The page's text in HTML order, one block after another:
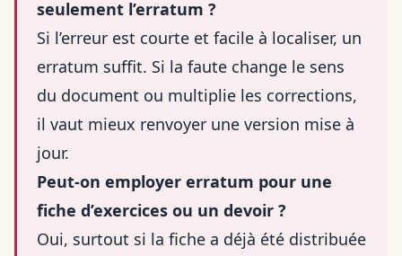
seulement l’erratum ?
Si l’erreur est courte et facile à localiser, un
erratum suffit. Si la faute change le sens
du document ou multiplie les corrections,
il vaut mieux renvoyer une version mise à
jour.
Peut-on employer erratum pour une
fiche d’exercices ou un devoir ?
Oui, surtout si la fiche a déjà été distribuée